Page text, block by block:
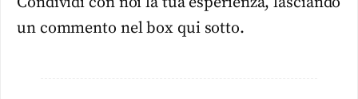
un commento nel box qui sotto.